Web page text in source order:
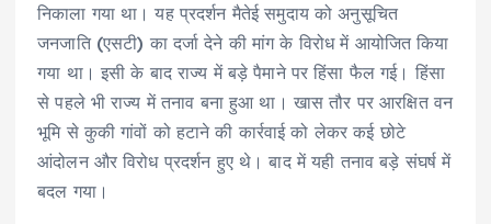
निकाला गया था। यह प्रदर्शन मैतेई समुदाय को अनुसूचित
जनजाति (एसटी) का दर्जा देने की मांग के विरोध में आयोजित किया
गया था। इसी के बाद राज्य में बड़े पैमाने पर हिंसा फैल गई। हिंसा
से पहले भी राज्य में तनाव बना हुआ था। खास तौर पर आरक्षित वन
भूमि से कुकी गांवों को हटाने की कार्रवाई को लेकर कई छोटे
आंदोलन और विरोध प्रदर्शन हुए थे। बाद में यही तनाव बड़े संघर्ष में
बदल गया।